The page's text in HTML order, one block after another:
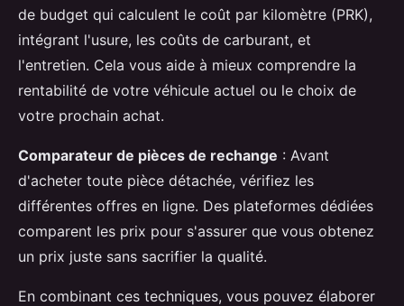
de budget qui calculent le coût par kilomètre (PRK),
intégrant l'usure, les coûts de carburant, et
l'entretien. Cela vous aide à mieux comprendre la
rentabilité de votre véhicule actuel ou le choix de
votre prochain achat.
Comparateur de pièces de rechange : Avant
d'acheter toute pièce détachée, vérifiez les
différentes offres en ligne. Des plateformes dédiées
comparent les prix pour s'assurer que vous obtenez
un prix juste sans sacrifier la qualité.
En combinant ces techniques, vous pouvez élaborer